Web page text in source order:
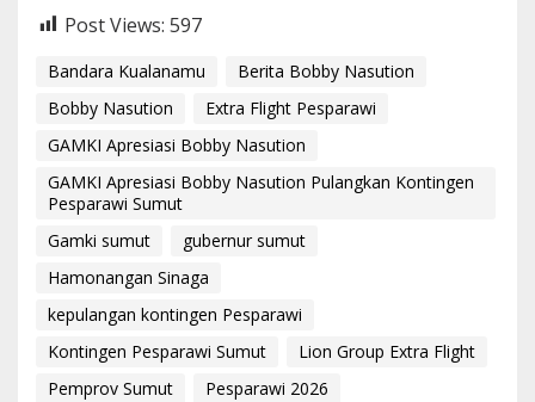
Post Views: 597
Bandara Kualanamu
Berita Bobby Nasution
Bobby Nasution
Extra Flight Pesparawi
GAMKI Apresiasi Bobby Nasution
GAMKI Apresiasi Bobby Nasution Pulangkan Kontingen
Pesparawi Sumut
Gamki sumut
gubernur sumut
Hamonangan Sinaga
kepulangan kontingen Pesparawi
Kontingen Pesparawi Sumut
Lion Group Extra Flight
Pemprov Sumut
Pesparawi 2026